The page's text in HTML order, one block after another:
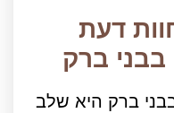
דעת
בבני ברק
ברק היא שלב